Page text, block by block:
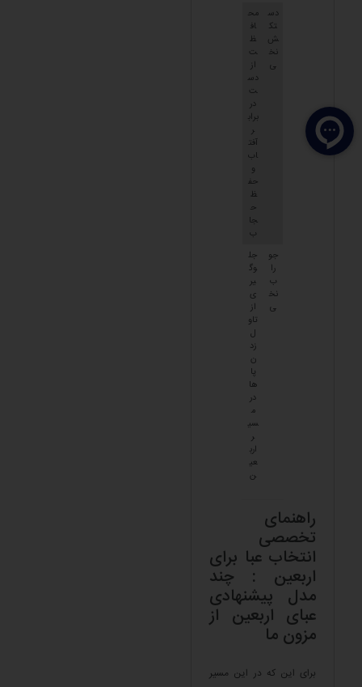
دس
تک
ش
نخ
ی
مح
اف
ظ
ت
از
دس
ت
در
براب
ر
آفت
اب
و
حف
ظ
ح
جا
ب
جو
را
ب
نخ
ی
جل
وگ
یر
ی
از
تاو
ل
زد
ن
پا
ها
در
م
سی
ر
ارب
عی
ن
راهنمای
تخصصی
انتخاب عبا برای
اربعین : چند
مدل پیشنهادی
عبای اربعین از
مزون ما
برای این که در این مسیر